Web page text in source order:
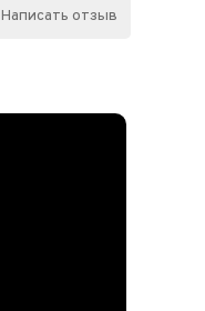
Написать отзыв